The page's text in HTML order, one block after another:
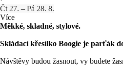
Čt 27. – Pá 28. 8.
Více
Měkké, skladné, stylové.
Skládací křesílko Boogie je parťák
Návštěvy budou žasnout, vy budete